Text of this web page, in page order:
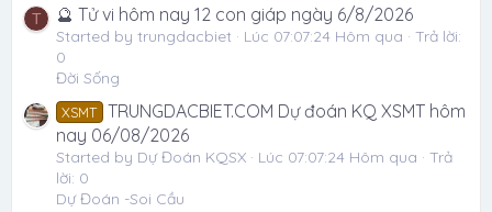
T 🔮 Tử vi hôm nay 12 con giáp ngày 6/8/2026
Started by trungdacbiet Lúc 07:07:24 Hôm qua
Trả lời:
0
Đời Sống
XSMT TRUNGDACBIET.COM Dự đoán KQ XSMT hôm
nay 06/08/2026
Started by Dự Đoán KQSX Lúc 07:07:24 Hôm qua
Trả
lời: 0
Dự Đoán -Soi Cầu